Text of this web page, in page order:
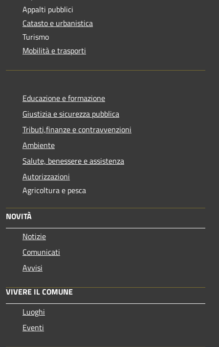
Appalti pubblici
Catasto e urbanistica
Turismo
Mobilità e trasporti
Educazione e formazione
Giustizia e sicurezza pubblica
Tributi,finanze e contravvenzioni
Ambiente
Salute, benessere e assistenza
Autorizzazioni
Agricoltura e pesca
NOVITÀ
Notizie
Comunicati
Avvisi
VIVERE IL COMUNE
Luoghi
Eventi